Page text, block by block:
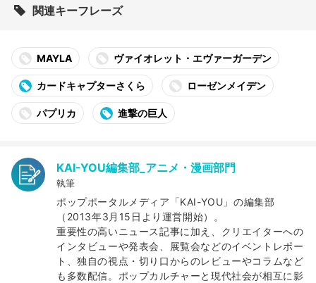
関連キーフレーズ
MAYLA ヴァイオレット・エヴァーガーデン
カードキャプターさくら ローゼンメイデン
パプリカ 進撃の巨人
KAI-YOU編集部_アニメ・漫画部門
執筆
ポップポータルメディア「KAI-YOU」の編集部
（2013年3月15日より運営開始）。
重要性の高いニュース記事に加え、クリエイターへの
インタビューや発表会、展覧会などのイベントレポー
ト、独自の視点・切り口からのレビューやコラムなど
も多数配信。ポップカルチャーと現代社会が相互に影